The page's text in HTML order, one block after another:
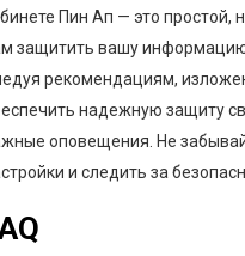
Пин Ап — это
защитить вашу информацию
рекомендациям,
надежную защиту
оповещения. Не
и следить за